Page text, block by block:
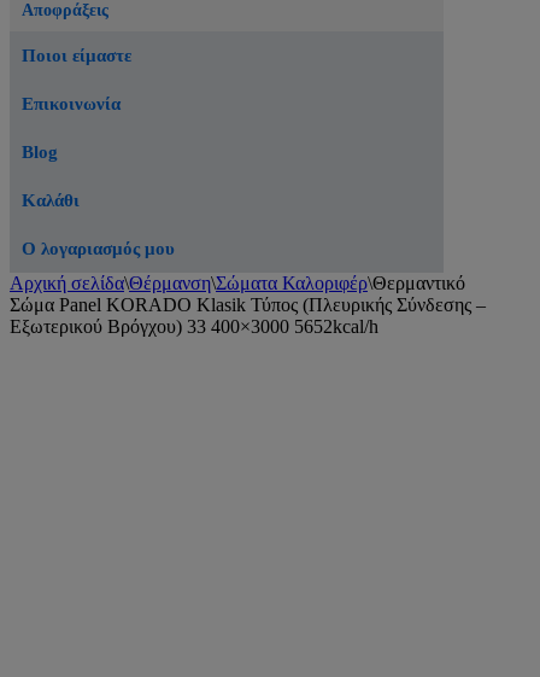
Αποφράξεις
Ποιοι είμαστε
Επικοινωνία
Blog
Καλάθι
Ο λογαριασμός μου
Αρχική σελίδα\Θέρμανση\Σώματα Καλοριφέρ\Θερμαντικό
Σώμα Panel KORADO Klasik Τύπος (Πλευρικής Σύνδεσης –
Εξωτερικού Βρόγχου) 33 400×3000 5652kcal/h